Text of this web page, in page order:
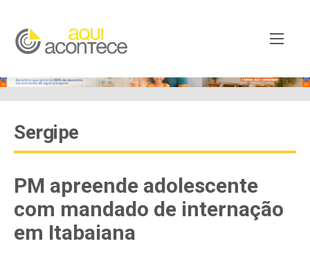
Sergipe
PM apreende adolescente
com mandado de internação
em Itabaiana